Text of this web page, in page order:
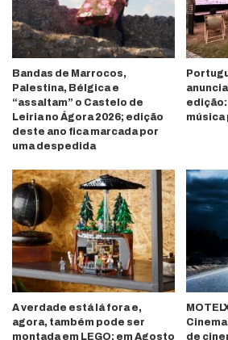
Bandas de Marrocos,
Palestina, Bélgica e
“assaltam” o Castelo de
Leiria no Ágora 2026; edição
deste ano fica marcada por
uma despedida
música
A verdade está lá fora e,
agora, também pode ser
montada em LEGO: em Agosto
de